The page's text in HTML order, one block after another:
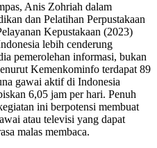
Anis Zohriah dalam
dan Pelatihan Perpustakaan
Kepustakaan (2023)
lebih cenderung
pemerolehan informasi, bukan
Kemenkominfo terdapat 89
gawai aktif di Indonesia
6,05 jam per hari. Penuh
ini berpotensi membuat
atau televisi yang dapat
malas membaca.